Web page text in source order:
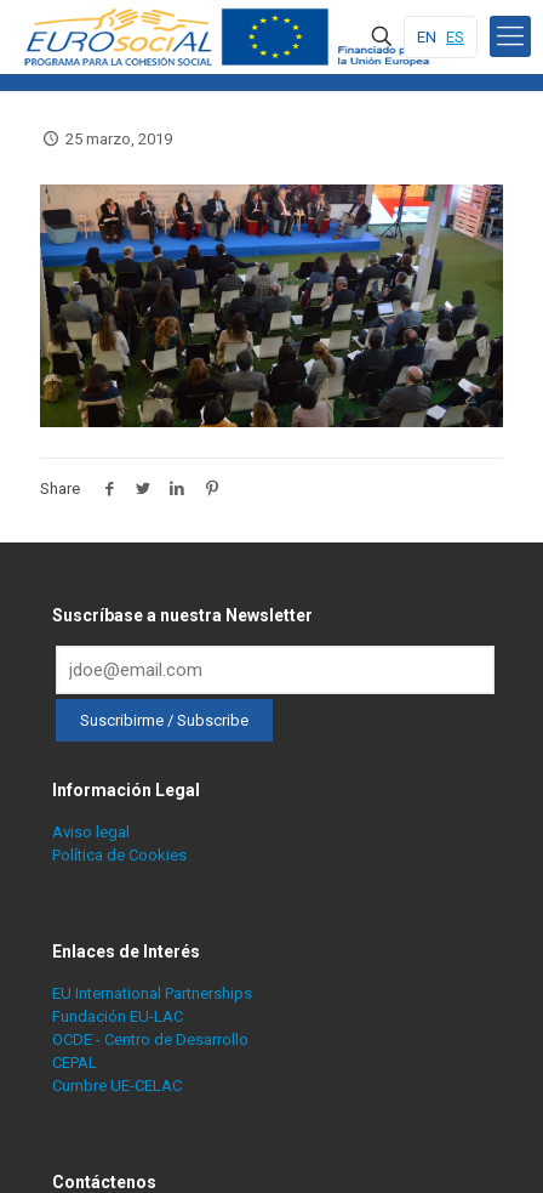
EN ES
25 marzo, 2019
Share
Suscríbase a nuestra Newsletter
Información Legal
Aviso legal
Política de Cookies
Enlaces de Interés
EU International Partnerships
Fundación EU-LAC
OCDE - Centro de Desarrollo
CEPAL
Cumbre UE-CELAC
Contáctenos